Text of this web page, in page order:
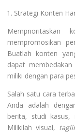
Strategi Konten
Memprioritaskan
mempromosikan
Buatlah konten
dapat
miliki dengan para
Salah satu cara
Anda adalah
berita, studi
Milikilah visual,